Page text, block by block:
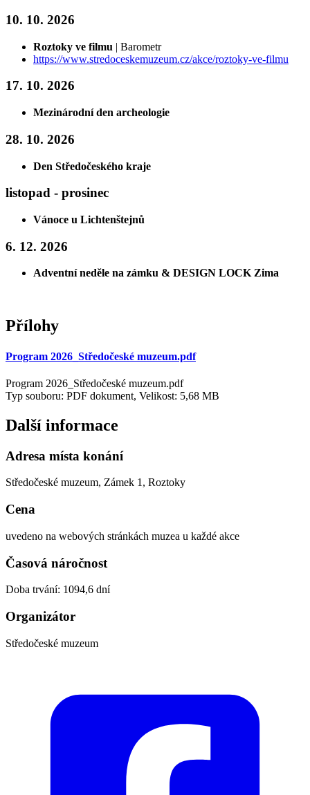
10. 10. 2026
Roztoky ve filmu | Barometr
https://www.stredoceskemuzeum.cz/akce/roztoky-ve-filmu
17. 10. 2026
Mezinárodní den archeologie
28. 10. 2026
Den Středočeského kraje
listopad - prosinec
Vánoce u Lichtenštejnů
6. 12. 2026
Adventní neděle na zámku & DESIGN LOCK Zima
Přílohy
Program 2026_Středočeské muzeum.pdf
Program 2026_Středočeské muzeum.pdf
Typ souboru: PDF dokument, Velikost: 5,68 MB
Další informace
Adresa místa konání
Středočeské muzeum, Zámek 1, Roztoky
Cena
uvedeno na webových stránkách muzea u každé akce
Časová náročnost
Doba trvání: 1094,6 dní
Organizátor
Středočeské muzeum